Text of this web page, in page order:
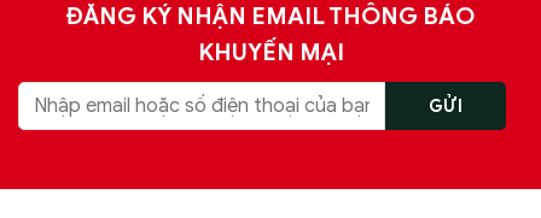
ĐĂNG KÝ NHẬN EMAIL THÔNG BÁO
KHUYẾN MẠI